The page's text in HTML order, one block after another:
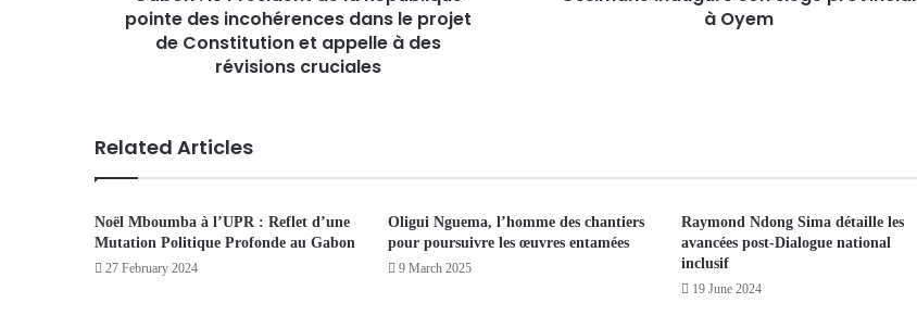
pointe des incohérences dans le projet
de Constitution et appelle à des
révisions cruciales
à Oyem
Related Articles
Noël Mboumba à l’UPR : Reflet d’une
Mutation Politique Profonde au Gabon
27 February 2024
Oligui Nguema, l’homme des chantiers
pour poursuivre les œuvres entamées
9 March 2025
Raymond Ndong Sima détaille les
avancées post-Dialogue national
inclusif
19 June 2024